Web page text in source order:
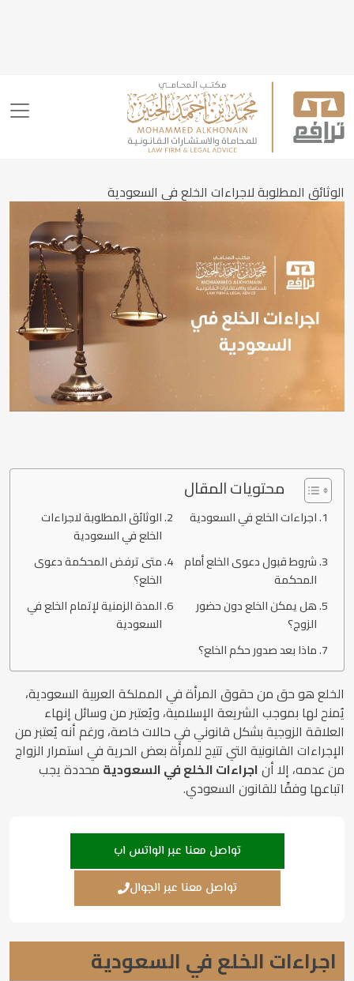
الوثائق المطلوبة لاجراءات الخلع في السعودية
محتويات المقال
اجراءات الخلع في السعودية
الوثائق المطلوبة لاجراءات
الخلع في السعودية
شروط قبول دعوى الخلع أمام
المحكمة
متى ترفض المحكمة دعوى
الخلع؟
هل يمكن الخلع دون حضور
الزوج؟
المدة الزمنية لإتمام الخلع في
السعودية
ماذا بعد صدور حكم الخلع؟
الخلع هو حق من حقوق المرأة في المملكة العربية السعودية،
يُمنح لها بموجب الشريعة الإسلامية، ويُعتبر من وسائل إنهاء
العلاقة الزوجية بشكل قانوني في حالات خاصة، ورغم أنه يُعتبر من
الإجراءات القانونية التي تتيح للمرأة بعض الحرية في استمرار الزواج
من عدمه، إلا أناجراءات الخلع في السعودية محددة يجب
اتباعها وفقًا للقانون السعودي.
تواصل معنا عبر الواتس اب
تواصل معنا عبر الجوال
اجراءات الخلع في السعودية